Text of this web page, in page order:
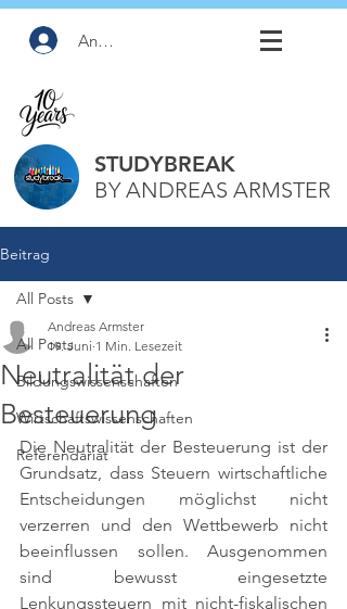
Anmelden
STUDYBREAK
BY ANDREAS ARMSTER
Beitrag
All Posts
Bildungswissenschaften
Wirtschaftswissenschaften
Referendariat
All Posts
Neutralität der
Besteuerung
Andreas Armster
19. Juni 1 Min. Lesezeit
Die Neutralität der Besteuerung ist der
Grundsatz, dass Steuern wirtschaftliche
Entscheidungen möglichst nicht
verzerren und den Wettbewerb nicht
beeinflussen sollen. Ausgenommen
sind bewusst eingesetzte
Lenkungssteuern mit nicht-fiskalischen